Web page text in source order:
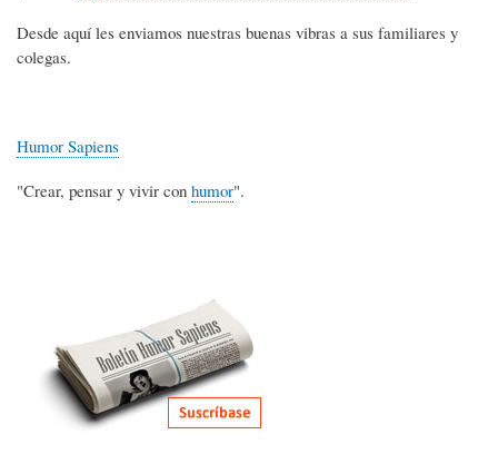
Desde aquí les enviamos nuestras buenas vibras a sus familiares y
colegas.
Humor Sapiens
"Crear, pensar y vivir con humor".